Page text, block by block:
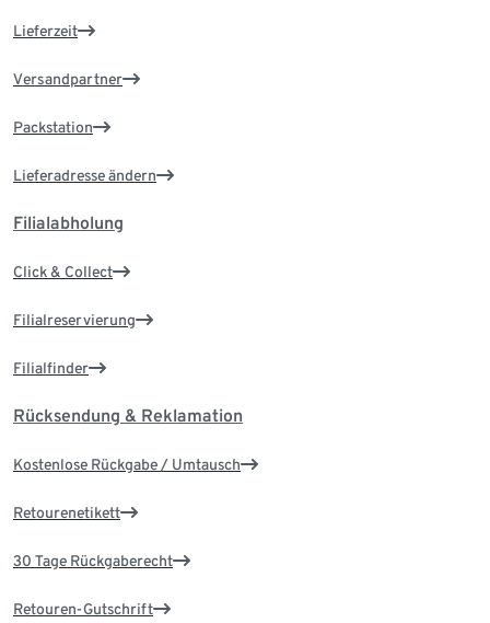
Lieferzeit
Versandpartner
Packstation
Lieferadresse ändern
Filialabholung
Click & Collect
Filialreservierung
Filialfinder
Rücksendung & Reklamation
Kostenlose Rückgabe / Umtausch
Retourenetikett
30 Tage Rückgaberecht
Retouren-Gutschrift